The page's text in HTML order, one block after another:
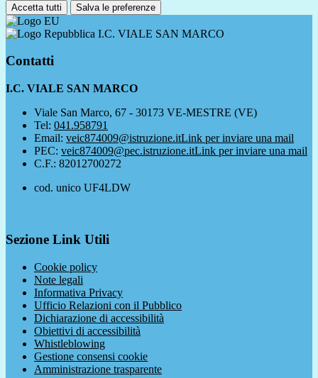
Accetta tutti Salva le preferenze
I.C. VIALE SAN MARCO
Contatti
I.C. VIALE SAN MARCO
Viale San Marco, 67 - 30173 VE-MESTRE (VE)
Tel: 041.958791
Email: veic874009@istruzione.itLink per inviare una mail
PEC: veic874009@pec.istruzione.itLink per inviare una mail
C.F.: 82012700272
cod. unico UF4LDW
Sezione Link Utili
Cookie policy
Note legali
Informativa Privacy
Ufficio Relazioni con il Pubblico
Dichiarazione di accessibilità
Obiettivi di accessibilità
Whistleblowing
Gestione consensi cookie
Amministrazione trasparente